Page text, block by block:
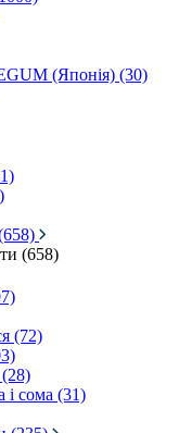
(Японія) (30)
(658)
(72)
і сома (31)